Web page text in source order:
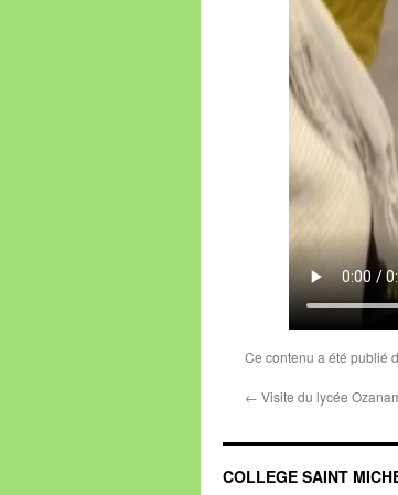
Ce contenu a été publié
← Visite du lycée
COLLEGE SAINT